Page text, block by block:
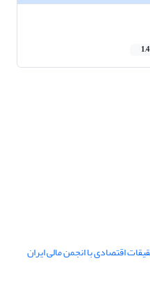
اقتصادی با انجمن مالی ایران